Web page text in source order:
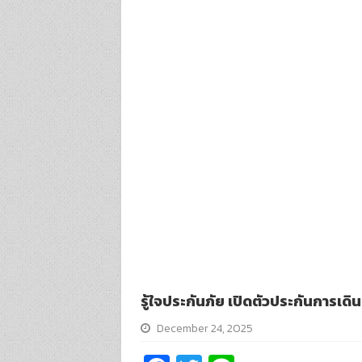
รู้ใจประกันภัย เปิดตัวประกันการเ
December 24, 2025